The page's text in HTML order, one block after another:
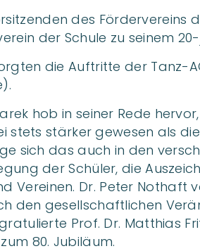
des Fördervereins
der Schule zu seinem
die Auftritte der
hob in seiner Rede
stets stärker gewesen als
sich das auch in den
der Schüler, die
Vereinen. Dr. Peter
den gesellschaftlichen
Prof. Dr. Matthias
80. Jubiläum.